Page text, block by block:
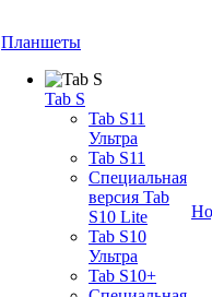
Планшеты
Tab S
Tab S11
Ультра
Tab S11
Специальная
версия Tab
S10 Lite
Tab S10
Ультра
Tab S10+